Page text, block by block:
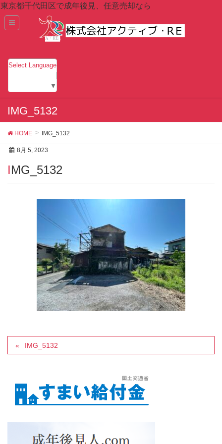
東京都千代田区で成年後見、任意売却なら
Select Language
▼
IMG_5132
HOME IMG_5132
8月 5, 2023
IMG_5132
IMG_5132